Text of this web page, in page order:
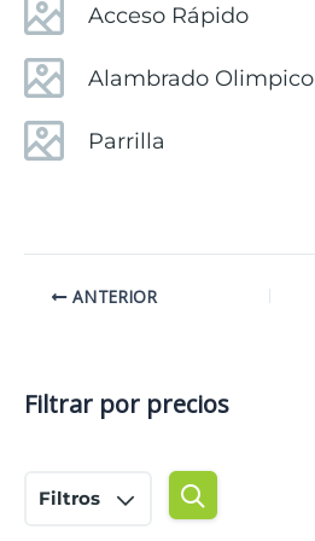
Acceso Rápido
Alambrado Olimpico
Parrilla
ANTERIOR
Filtrar por precios
Filtros